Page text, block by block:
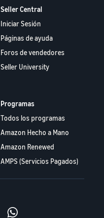
Seller Central
Iniciar Sesión
Páginas de ayuda
Foros de vendedores
Seller University
Programas
Todos los programas
Amazon Hecho a Mano
Amazon Renewed
AMPS (Servicios Pagados)